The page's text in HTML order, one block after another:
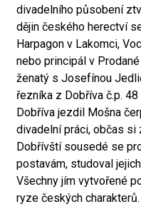
divadelního působení
dějin českého herectví
Harpagon v Lakomci,
nebo principál v
ženatý s Josefínou
řezníka z Dobříva č.p.
Dobříva jezdil Mošna
divadelní práci, občas si
Dobřívští sousedé se
postavám, studoval
Všechny jím vytvořené
ryze českých charakterů.